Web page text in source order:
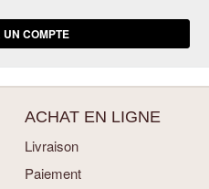
COMPTE
ACHAT EN LIGNE
Livraison
Paiement